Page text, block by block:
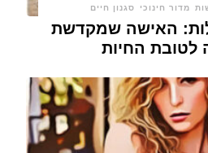
מדור חינוכי סגנון חיים
האישה שמקדשת
לטובת החיות